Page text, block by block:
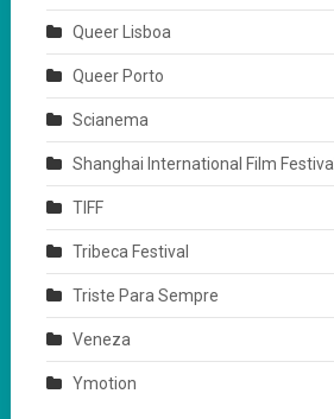
Queer Lisboa
Queer Porto
Scianema
Shanghai International Film Festival
TIFF
Tribeca Festival
Triste Para Sempre
Veneza
Ymotion